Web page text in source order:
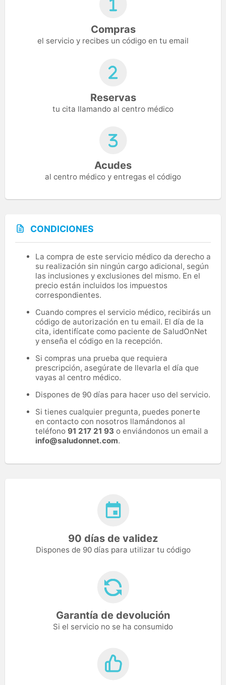
Compras
el servicio y recibes un código en tu email
Reservas
tu cita llamando al centro médico
Acudes
al centro médico y entregas el código
CONDICIONES
La compra de este servicio médico da derecho a
su realización sin ningún cargo adicional, según
las inclusiones y exclusiones del mismo. En el
precio están incluidos los impuestos
correspondientes.
Cuando compres el servicio médico, recibirás un
código de autorización en tu email. El día de la
cita, identifícate como paciente de SaludOnNet
y enseña el código en la recepción.
Si compras una prueba que requiera
prescripción, asegúrate de llevarla el día que
vayas al centro médico.
Dispones de 90 días para hacer uso del servicio.
Si tienes cualquier pregunta, puedes ponerte
en contacto con nosotros llamándonos al
teléfono 91 217 21 93 o enviándonos un email a
info@saludonnet.com.
90 días de validez
Dispones de 90 días para utilizar tu código
Garantía de devolución
Si el servicio no se ha consumido